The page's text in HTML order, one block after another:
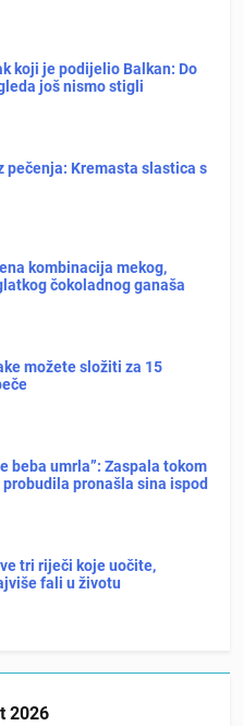
koji je podijelio Balkan: Do
još nismo stigli
pečenja: Kremasta slastica s
kombinacija mekog,
čokoladnog ganaša
možete složiti za 15
beba umrla”: Zaspala tokom
pronašla sina ispod
tri riječi koje uočite,
fali u životu
2026